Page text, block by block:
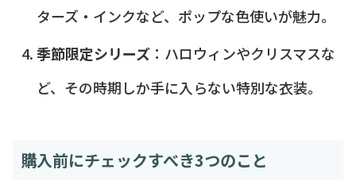
ターズ・インクなど、ポップな色使いが魅力。
季節限定シリーズ：ハロウィンやクリスマスな
ど、その時期しか手に入らない特別な衣装。
購入前にチェックすべき3つのこと